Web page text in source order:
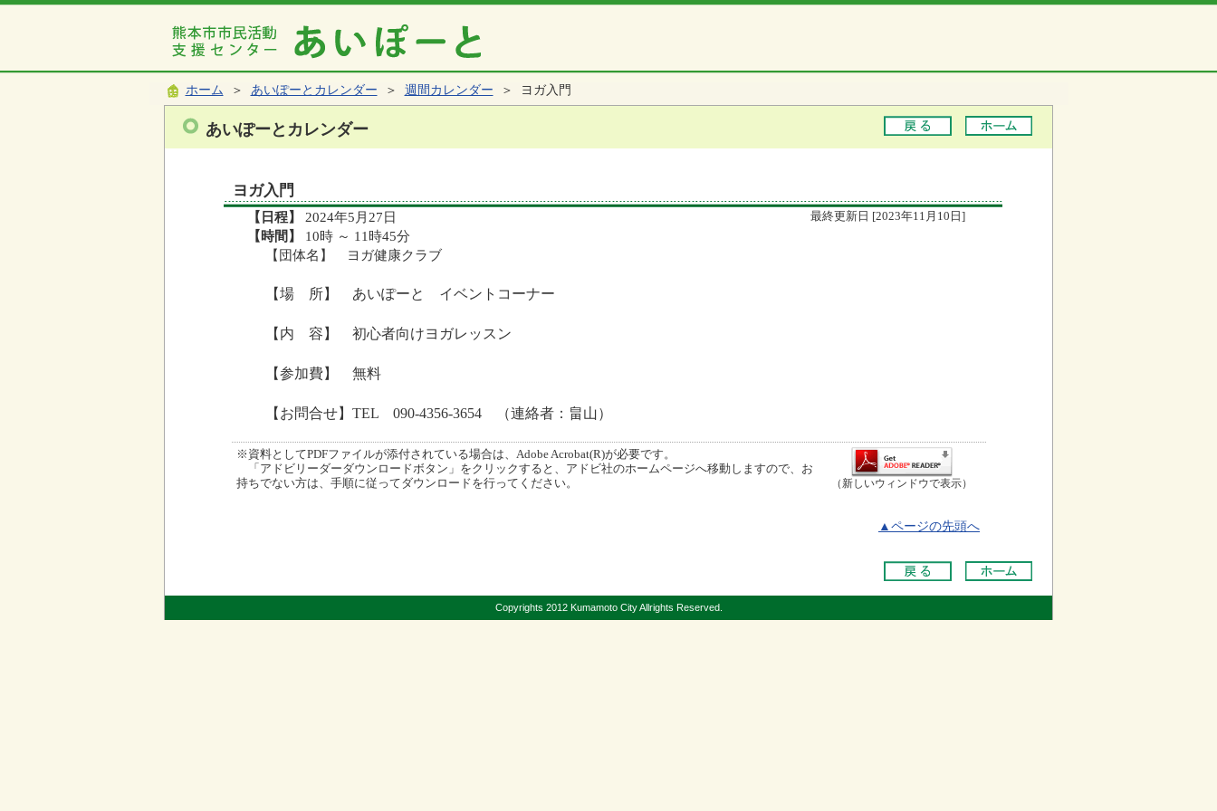
ホーム ＞ あいぽーとカレンダー ＞ 週間カレンダー ＞ ヨガ入門
あいぽーとカレンダー
ヨガ入門
【日程】 2024年5月27日 最終更新日 [2023年11月10日]
【時間】
10時 ～ 11時45分
【団体名】 ヨガ健康クラブ
【場 所】 あいぽーと イベントコーナー
【内 容】 初心者向けヨガレッスン
【参加費】 無料
【お問合せ】TEL 090-4356-3654 （連絡者：畠山）
※資料としてPDFファイルが添付されている場合は、Adobe Acrobat(R)が必要です。
「アドビリーダーダウンロードボタン」をクリックすると、アドビ社のホームページへ移動しますので、お
持ちでない方は、手順に従ってダウンロードを行ってください。
（新しいウィンドウで表示）
▲ページの先頭へ
Copyrights 2012 Kumamoto City Allrights Reserved.